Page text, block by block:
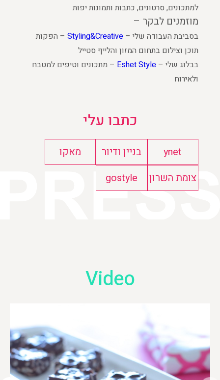
למתכונים, סרטונים, כתבות ותמונות יפות
מוזמנים לבקר –
בסביבת העבודה שלי – Styling&Creative – הפקות
תוכן וצילום בתחום המזון והלייף סטייל
בבלוג שלי – Eshet Style – מתכונים וטיפים למטבח
ולאירוח
כתבו עלי
ynet בניין ודיור
מאקו
צומת השרון
gostyle
Video